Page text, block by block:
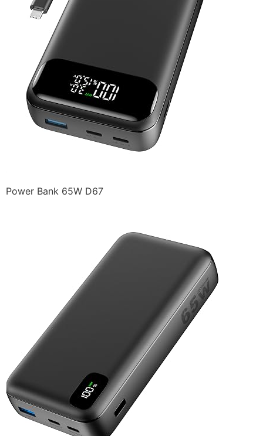
Power Bank 65W D67